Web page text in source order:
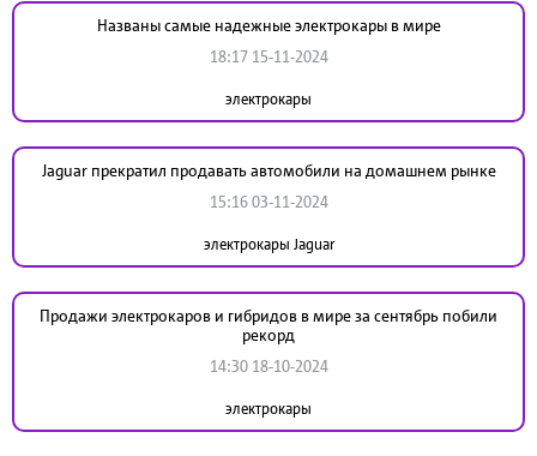
Названы самые надежные электрокары в мире
18:17 15-11-2024
электрокары
Jaguar прекратил продавать автомобили на домашнем рынке
15:16 03-11-2024
электрокары Jaguar
Продажи электрокаров и гибридов в мире за сентябрь побили
рекорд
14:30 18-10-2024
электрокары